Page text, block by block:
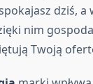
dziś, a
nim
Twoją